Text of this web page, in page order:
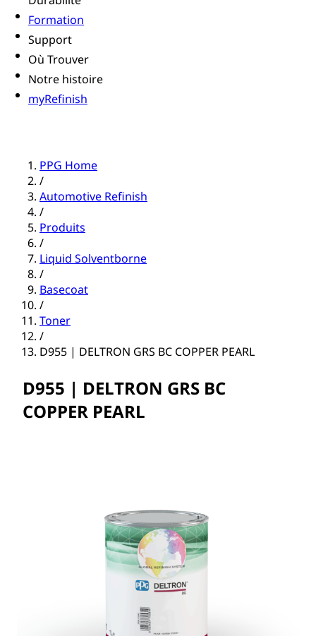
Formation
Support
Où Trouver
Notre histoire
myRefinish
PPG Home
/
Automotive Refinish
/
Produits
/
Liquid Solventborne
/
Basecoat
/
Toner
/
D955 | DELTRON GRS BC COPPER PEARL
D955 | DELTRON GRS BC
COPPER PEARL